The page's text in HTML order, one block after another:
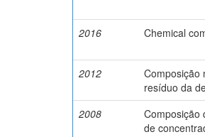
2016
Chemical
2012
Composição
resíduo da
2008
Composição
de